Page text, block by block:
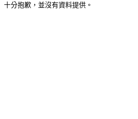
十分抱歉，並沒有資料提供。